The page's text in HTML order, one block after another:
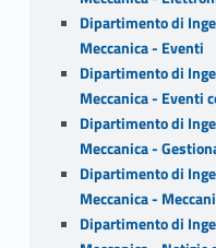
Dipartimento di
Meccanica - Eventi
Dipartimento di
Meccanica - Eventi
Dipartimento di
Meccanica -
Dipartimento di
Meccanica -
Dipartimento di